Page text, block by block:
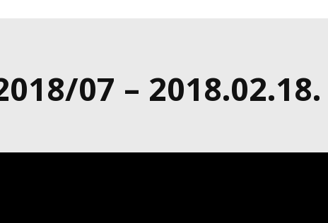
07 – 2018.02.18.